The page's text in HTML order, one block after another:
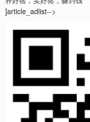
]article_adlist-->